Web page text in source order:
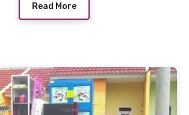
Read More